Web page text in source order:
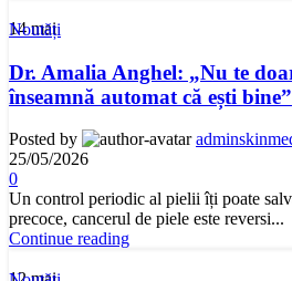
14mai
Noutăți
Dr. Amalia Anghel: „Nu te
înseamnă automat că ești bine”
Posted by
25/05/2026
0
Un control periodic al pielii îți poate
precoce, cancerul de piele este reversi...
Continue reading